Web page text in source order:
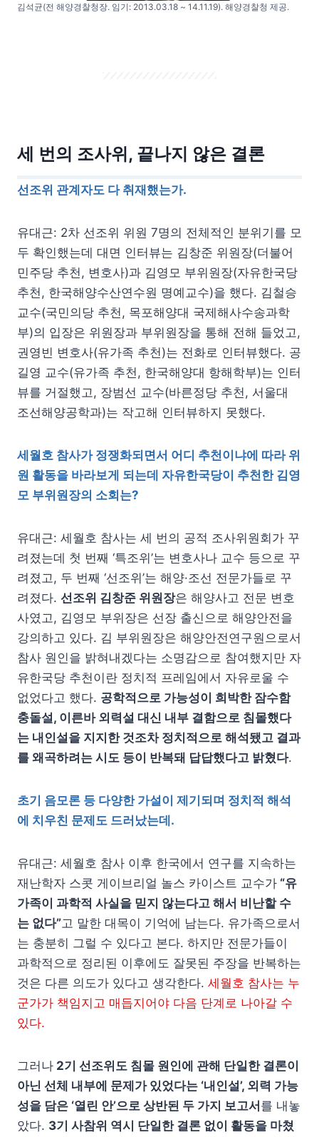
김석균(전 해양경찰청장. 임기: 2013.03.18 ~ 14.11.19). 해양경찰청 제공.
세 번의 조사위, 끝나지 않은 결론
선조위 관계자도 다 취재했는가.
유대근: 2차 선조위 위원 7명의 전체적인 분위기를 모
두 확인했는데 대면 인터뷰는 김창준 위원장(더불어
민주당 추천, 변호사)과 김영모 부위원장(자유한국당
추천, 한국해양수산연수원 명예교수)을 했다. 김철승
교수(국민의당 추천, 목포해양대 국제해사수송과학
부)의 입장은 위원장과 부위원장을 통해 전해 들었고,
권영빈 변호사(유가족 추천)는 전화로 인터뷰했다. 공
길영 교수(유가족 추천, 한국해양대 항해학부)는 인터
뷰를 거절했고, 장범선 교수(바른정당 추천, 서울대
조선해양공학과)는 작고해 인터뷰하지 못했다.
세월호 참사가 정쟁화되면서 어디 추천이냐에 따라 위
원 활동을 바라보게 되는데 자유한국당이 추천한 김영
모 부위원장의 소회는?
유대근: 세월호 참사는 세 번의 공적 조사위원회가 꾸
려졌는데 첫 번째 ‘특조위’는 변호사나 교수 등으로 꾸
려졌고, 두 번째 ‘선조위’는 해양·조선 전문가들로 꾸
려졌다. 선조위 김창준 위원장은 해양사고 전문 변호
사였고, 김영모 부위장은 선장 출신으로 해양안전을
강의하고 있다. 김 부위원장은 해양안전연구원으로서
참사 원인을 밝혀내겠다는 소명감으로 참여했지만 자
유한국당 추천이란 정치적 프레임에서 자유로울 수
없었다고 했다. 공학적으로 가능성이 희박한 잠수함
충돌설, 이른바 외력설 대신 내부 결함으로 침몰했다
는 내인설을 지지한 것조차 정치적으로 해석됐고 결과
를 왜곡하려는 시도 등이 반복돼 답답했다고 밝혔다.
초기 음모론 등 다양한 가설이 제기되며 정치적 해석
에 치우친 문제도 드러났는데.
유대근: 세월호 참사 이후 한국에서 연구를 지속하는
재난학자 스콧 게이브리얼 놀스 카이스트 교수가 “유
가족이 과학적 사실을 믿지 않는다고 해서 비난할 수
는 없다”고 말한 대목이 기억에 남는다. 유가족으로서
는 충분히 그럴 수 있다고 본다. 하지만 전문가들이
과학적으로 정리된 이후에도 잘못된 주장을 반복하는
것은 다른 의도가 있다고 생각한다. 세월호 참사는 누
군가가 책임지고 매듭지어야 다음 단계로 나아갈 수
있다.
그러나 2기 선조위도 침몰 원인에 관해 단일한 결론이
아닌 선체 내부에 문제가 있었다는 ‘내인설’, 외력 가능
성을 담은 ‘열린 안’으로 상반된 두 가지 보고서를 내놓
았다. 3기 사참위 역시 단일한 결론 없이 활동을 마쳤